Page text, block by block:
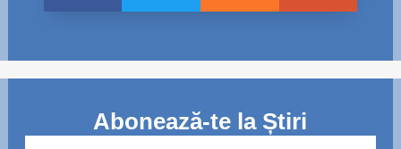
Abonează-te la Știri